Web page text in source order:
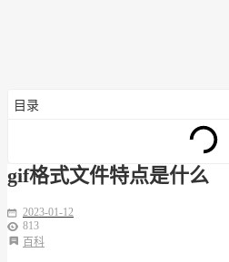
目录
gif格式文件特点是什么
2023-01-12
813
百科